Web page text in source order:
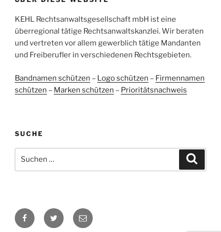
Bewertungen auf
ProvenExpert.com
Bewertungen von
2
anderen Quellen
Blick aufs ProvenExpert-Profil werfen
KEHL Rechtsanwaltsgesellschaft mbH ist eine
überregional tätige Rechtsanwaltskanzlei. Wir beraten
und vertreten vor allem gewerblich tätige Mandanten
und Freiberufler in verschiedenen Rechtsgebieten.
Bandnamen schützen – Logo schützen – Firmennamen
schützen – Marken schützen – Prioritätsnachweis
SUCHE
nach:
FacebookTwitter E-
Mail